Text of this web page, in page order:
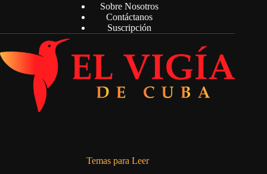
Sobre Nosotros
Contáctanos
Suscripción
Temas para Leer